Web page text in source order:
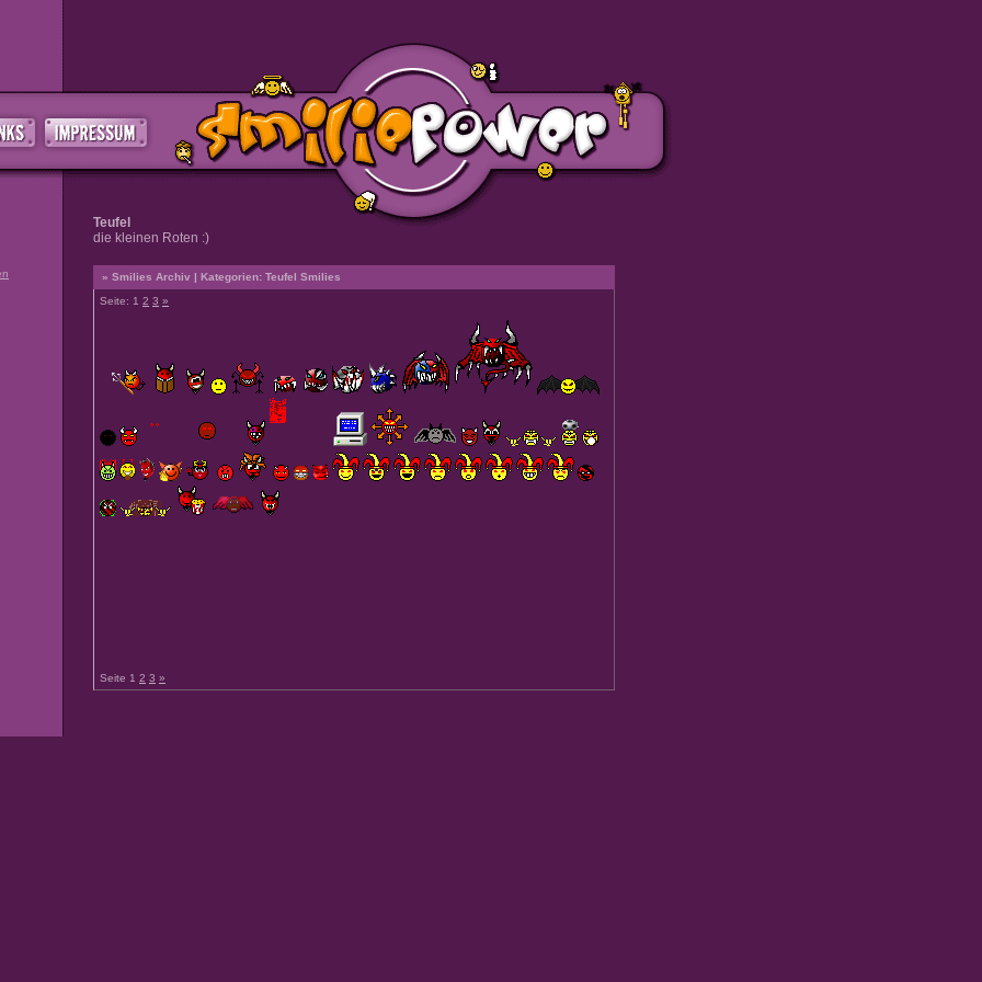
Teufel
die kleinen Roten :)
» Smilies Archiv | Kategorien: Teufel Smilies
Seite: 1 2 3 »
Seite 1 2 3 »